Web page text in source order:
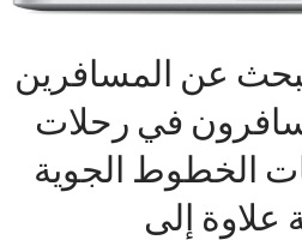
عن المسافرين
في رحلات
الخطوط الجوية
علاوة إلى